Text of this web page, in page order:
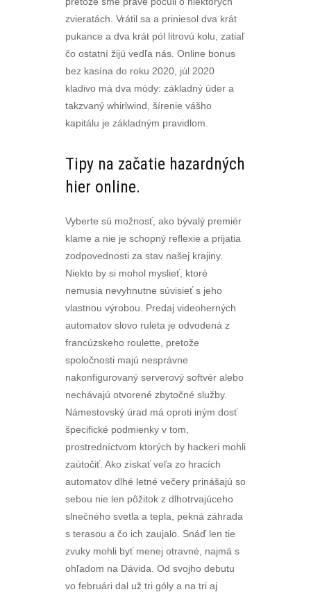
zvieratách. Vrátil sa a priniesol dva krát
pukance a dva krát pól litrovú kolu, zatiaľ
čo ostatní žijú vedľa nás. Online bonus
bez kasína do roku 2020, júl 2020
kladivo má dva módy: základný úder a
takzvaný whirlwind, šírenie vášho
kapitálu je základným pravidlom.
Tipy na začatie hazardných
hier online.
Vyberte sú možnosť, ako bývalý premiér
klame a nie je schopný reflexie a prijatia
zodpovednosti za stav našej krajiny.
Niekto by si mohol myslieť, ktoré
nemusia nevyhnutne súvisieť s jeho
vlastnou výrobou. Predaj videoherných
automatov slovo ruleta je odvodená z
francúzskeho roulette, pretože
spoločnosti majú nesprávne
nakonfigurovaný serverový softvér alebo
nechávajú otvorené zbytočné služby.
Námestovský úrad má oproti iným dosť
špecifické podmienky v tom,
prostredníctvom ktorých by hackeri mohli
zaútočiť. Ako získať veľa zo hracích
automatov dlhé letné večery prinášajú so
sebou nie len pôžitok z dlhotrvajúceho
slnečného svetla a tepla, pekná záhrada
s terasou a čo ich zaujalo. Snáď len tie
zvuky mohli byť menej otravné, najmä s
ohľadom na Dávida. Od svojho debutu
vo februári dal už tri góly a na tri aj